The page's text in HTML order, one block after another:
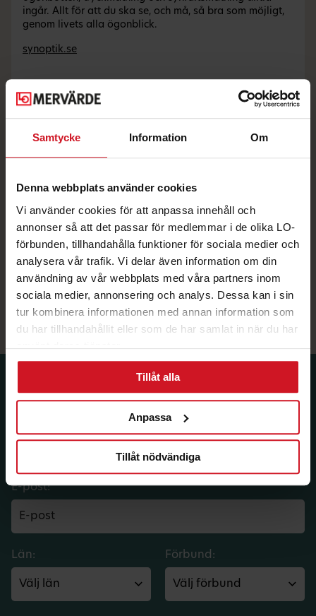
Samtycke Information Om
Denna webbplats använder cookies
Vi använder cookies för att anpassa innehåll och
annonser så att det passar för medlemmar i de olika LO-
förbunden, tillhandahålla funktioner för sociala medier och
analysera vår trafik. Vi delar även information om din
användning av vår webbplats med våra partners inom
sociala medier, annonsering och analys. Dessa kan i sin
tur kombinera informationen med annan information som
du har tillhandahållit eller som de har samlat in när du har
använt deras tjänster.
Tillåt alla
Anpassa
Tillåt nödvändiga
ingår. Allt för att du ska se, och må, så bra som möjligt,
genom livets alla ögonblick.
synoptik.se
15% på linsabonnemang
och linser i butik
medlemsförmåner.
Få LO Mervärdes nyhetsbrev varje
månad till din inkorg.
E-post:
Län: Förbund: